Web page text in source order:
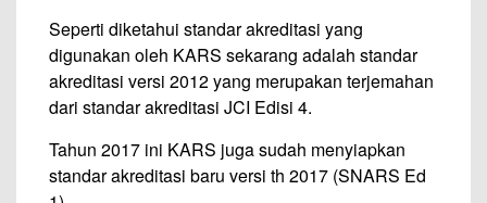
Seperti diketahui standar akreditasi yang
digunakan oleh KARS sekarang adalah standar
akreditasi versi 2012 yang merupakan terjemahan
dari standar akreditasi JCI Edisi 4.
Tahun 2017 ini KARS juga sudah menyiapkan
standar akreditasi baru versi th 2017 (SNARS Ed